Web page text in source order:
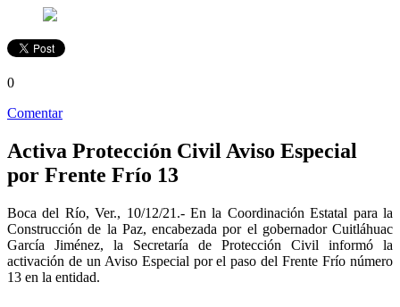
0
Comentar
Activa Protección Civil Aviso Especial
por Frente Frío 13
Boca del Río, Ver., 10/12/21.- En la Coordinación Estatal para la
Construcción de la Paz, encabezada por el gobernador Cuitláhuac
García Jiménez, la Secretaría de Protección Civil informó la
activación de un Aviso Especial por el paso del Frente Frío número
13 en la entidad.